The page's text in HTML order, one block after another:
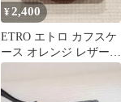
¥2,400
ETRO エトロ カフスケ
ース オレンジ レザー調
Milano 小物入れ